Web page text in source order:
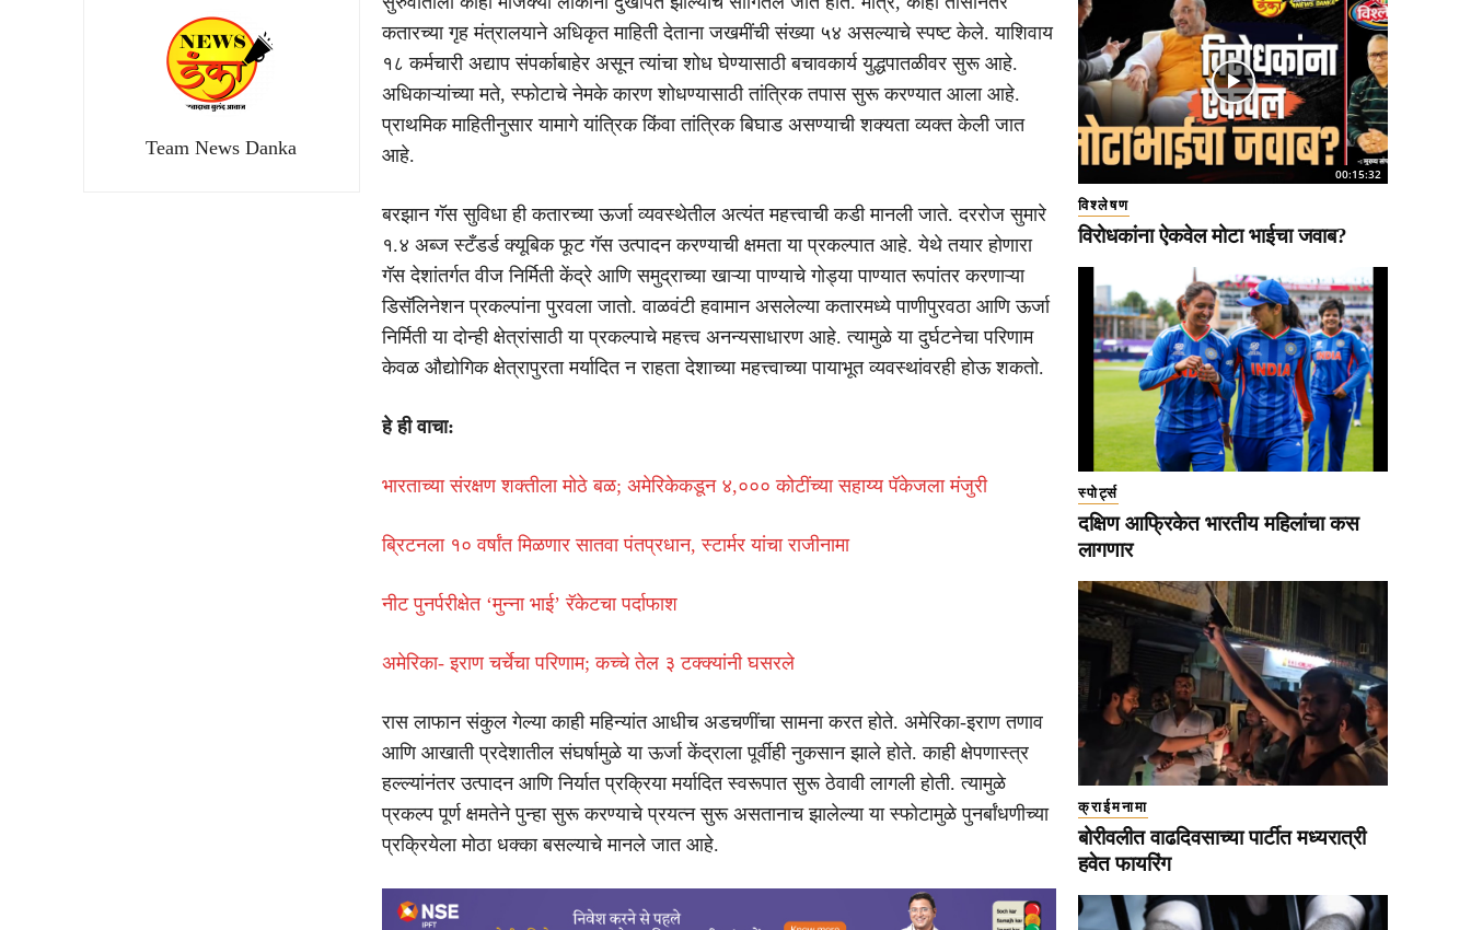
Team News Danka
कतारच्या गृह मंत्रालयाने अधिकृत माहिती देताना जखमींची संख्या ५४ असल्याचे स्पष्ट केले. याशिवाय
१८ कर्मचारी अद्याप संपर्काबाहेर असून त्यांचा शोध घेण्यासाठी बचावकार्य युद्धपातळीवर सुरू आहे.
अधिकाऱ्यांच्या मते, स्फोटाचे नेमके कारण शोधण्यासाठी तांत्रिक तपास सुरू करण्यात आला आहे.
प्राथमिक माहितीनुसार यामागे यांत्रिक किंवा तांत्रिक बिघाड असण्याची शक्यता व्यक्त केली जात
आहे.
बरझान गॅस सुविधा ही कतारच्या ऊर्जा व्यवस्थेतील अत्यंत महत्त्वाची कडी मानली जाते. दररोज सुमारे
१.४ अब्ज स्टँडर्ड क्यूबिक फूट गॅस उत्पादन करण्याची क्षमता या प्रकल्पात आहे. येथे तयार होणारा
गॅस देशांतर्गत वीज निर्मिती केंद्रे आणि समुद्राच्या खाऱ्या पाण्याचे गोड्या पाण्यात रूपांतर करणाऱ्या
डिसॅलिनेशन प्रकल्पांना पुरवला जातो. वाळवंटी हवामान असलेल्या कतारमध्ये पाणीपुरवठा आणि ऊर्जा
निर्मिती या दोन्ही क्षेत्रांसाठी या प्रकल्पाचे महत्त्व अनन्यसाधारण आहे. त्यामुळे या दुर्घटनेचा परिणाम
केवळ औद्योगिक क्षेत्रापुरता मर्यादित न राहता देशाच्या महत्त्वाच्या पायाभूत व्यवस्थांवरही होऊ शकतो.
हे ही वाचा:
भारताच्या संरक्षण शक्तीला मोठे बळ; अमेरिकेकडून ४,००० कोटींच्या सहाय्य पॅकेजला मंजुरी
ब्रिटनला १० वर्षांत मिळणार सातवा पंतप्रधान, स्टार्मर यांचा राजीनामा
नीट पुनर्परीक्षेत ‘मुन्ना भाई’ रॅकेटचा पर्दाफाश
अमेरिका- इराण चर्चेचा परिणाम; कच्चे तेल ३ टक्क्यांनी घसरले
रास लाफान संकुल गेल्या काही महिन्यांत आधीच अडचणींचा सामना करत होते. अमेरिका-इराण तणाव
आणि आखाती प्रदेशातील संघर्षामुळे या ऊर्जा केंद्राला पूर्वीही नुकसान झाले होते. काही क्षेपणास्त्र
हल्ल्यांनंतर उत्पादन आणि निर्यात प्रक्रिया मर्यादित स्वरूपात सुरू ठेवावी लागली होती. त्यामुळे
प्रकल्प पूर्ण क्षमतेने पुन्हा सुरू करण्याचे प्रयत्न सुरू असतानाच झालेल्या या स्फोटामुळे पुनर्बांधणीच्या
प्रक्रियेला मोठा धक्का बसल्याचे मानले जात आहे.
00:15:32
विश्लेषण
विरोधकांना ऐकवेल मोटा भाईचा जवाब?
स्पोर्ट्स
दक्षिण आफ्रिकेत भारतीय महिलांचा कस
लागणार
क्राईमनामा
बोरीवलीत वाढदिवसाच्या पार्टीत मध्यरात्री
हवेत फायरिंग